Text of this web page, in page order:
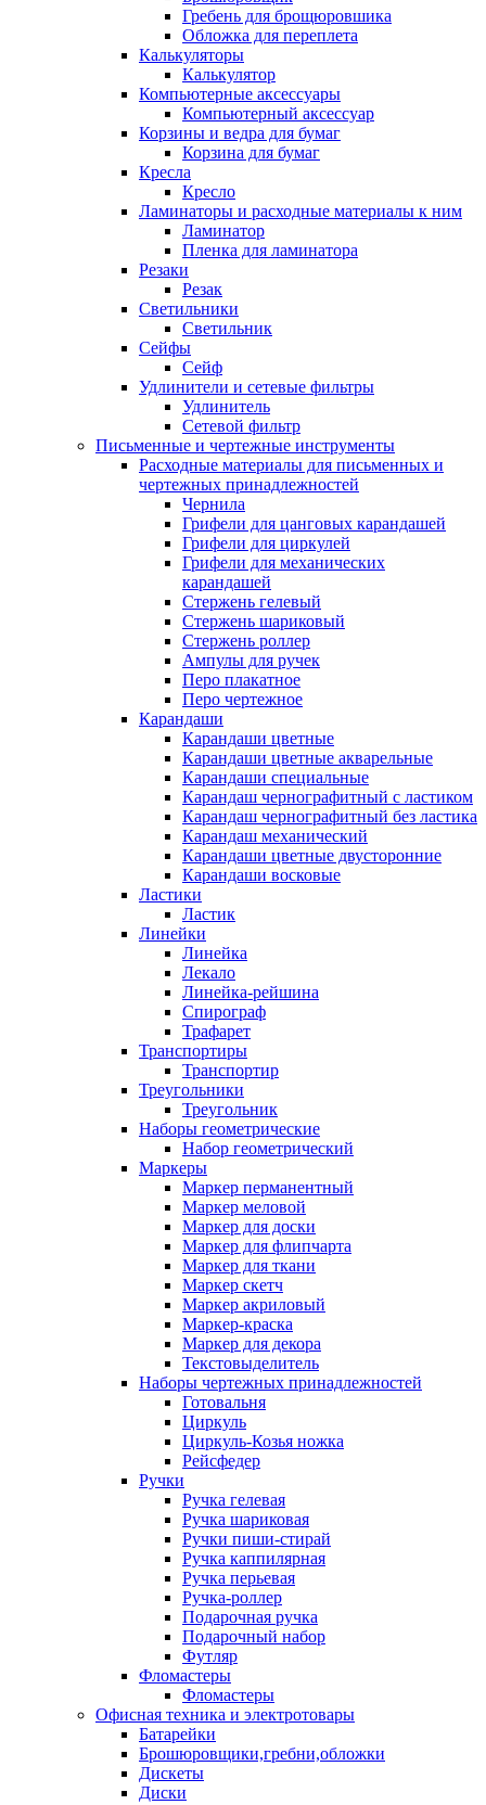
Гребень для брощюровшика
Обложка для переплета
Калькуляторы
Калькулятор
Компьютерные аксессуары
Компьютерный аксессуар
Корзины и ведра для бумаг
Корзина для бумаг
Кресла
Кресло
Ламинаторы и расходные материалы к ним
Ламинатор
Пленка для ламинатора
Резаки
Резак
Светильники
Светильник
Сейфы
Сейф
Удлинители и сетевые фильтры
Удлинитель
Сетевой фильтр
Письменные и чертежные инструменты
Расходные материалы для письменных и
чертежных принадлежностей
Чернила
Грифели для цанговых карандашей
Грифели для циркулей
Грифели для механических
карандашей
Стержень гелевый
Стержень шариковый
Стержень роллер
Ампулы для ручек
Перо плакатное
Перо чертежное
Карандаши
Карандаши цветные
Карандаши цветные акварельные
Карандаши специальные
Карандаш чернографитный с ластиком
Карандаш чернографитный без ластика
Карандаш механический
Карандаши цветные двусторонние
Карандаши восковые
Ластики
Ластик
Линейки
Линейка
Лекало
Линейка-рейшина
Спирограф
Трафарет
Транспортиры
Транспортир
Треугольники
Треугольник
Наборы геометрические
Набор геометрический
Маркеры
Маркер перманентный
Маркер меловой
Маркер для доски
Маркер для флипчарта
Маркер для ткани
Маркер скетч
Маркер акриловый
Маркер-краска
Маркер для декора
Текстовыделитель
Наборы чертежных принадлежностей
Готовальня
Циркуль
Циркуль-Козья ножка
Рейсфедер
Ручки
Ручка гелевая
Ручка шариковая
Ручки пиши-стирай
Ручка каппилярная
Ручка перьевая
Ручка-роллер
Подарочная ручка
Подарочный набор
Футляр
Фломастеры
Фломастеры
Офисная техника и электротовары
Батарейки
Брошюровщики,гребни,обложки
Дискеты
Диски